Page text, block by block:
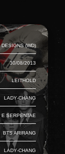
(WD)
30/08/2013
Leithold
Lady-Chang
e Serpentae
BTS Arirang
Lady-Chang